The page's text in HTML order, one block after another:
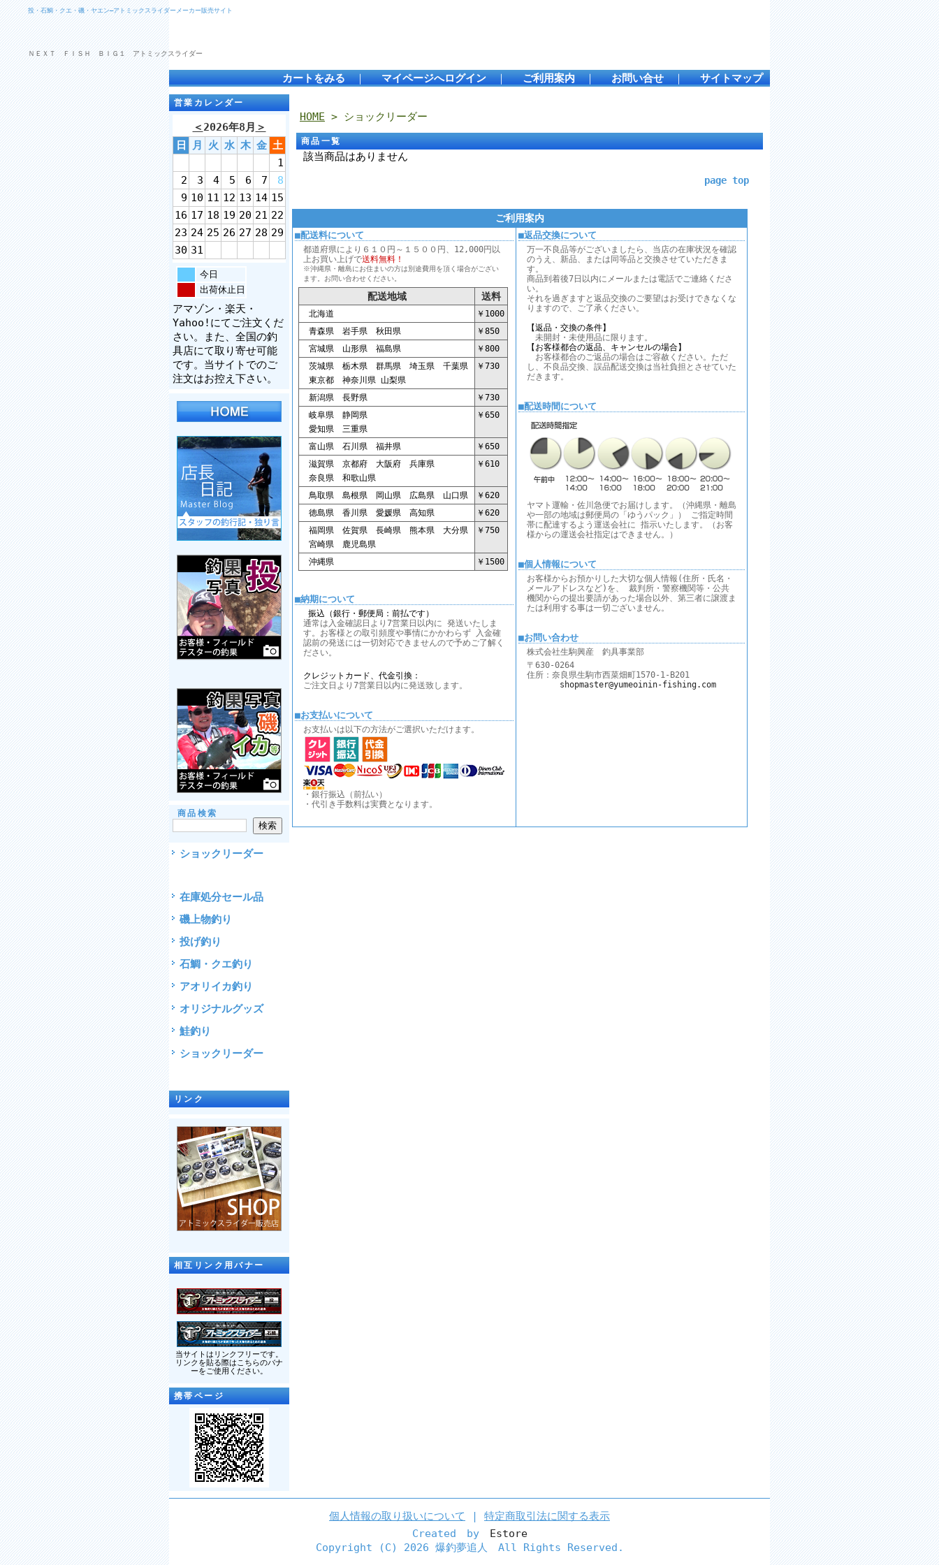
投・石鯛・クエ・磯・ヤエン―アトミックスライダーメーカー販売サイト
ＮＥＸＴ ＦＩＳＨ ＢＩＧ１ アトミックスライダー
カートをみる ｜ マイページへログイン ｜ ご利用案内 ｜ お問い合せ ｜ サイトマップ
営業カレンダー
＜2026年8月 ＞
日
月 火 水 木 金 土
1
2
3 4 5 6 7
8
9 10 11 12 13 14 15
16 17 18 19 20 21 22
23 24 25 26 27 28 29
30 31
今日
出荷休止日
アマゾン・楽天・
Yahoo!にてご注文くだ
さい。また、全国の釣
具店にて取り寄せ可能
です。当サイトでのご
注文はお控え下さい。
商品検索
ショックリーダー
在庫処分セール品
磯上物釣り
投げ釣り
石鯛・クエ釣り
アオリイカ釣り
オリジナルグッズ
鮭釣り
ショックリーダー
リンク
相互リンク用バナー
当サイトはリンクフリーです。
リンクを貼る際はこちらのバナ
ーをご使用ください。
携帯ページ
HOME > ショックリーダー
商品一覧
該当商品はありません
page top
ご利用案内
■配送料について
都道府県により６１０円～１５００円、12,000円以
上お買い上げで送料無料！
※沖縄県・離島にお住まいの方は別途費用を頂く場合がござい
ます。お問い合わせください。
配送地域 送料
北海道
￥1000
青森県 岩手県 秋田県
￥850
宮城県 山形県 福島県
￥800
茨城県 栃木県 群馬県 埼玉県 千葉県
東京都 神奈川県 山梨県
￥730
新潟県 長野県
￥730
岐阜県 静岡県
愛知県 三重県
￥650
富山県 石川県 福井県
￥650
滋賀県 京都府 大阪府 兵庫県
奈良県 和歌山県
￥610
鳥取県 島根県 岡山県 広島県 山口県
￥620
徳島県 香川県 愛媛県 高知県
￥620
福岡県 佐賀県 長崎県 熊本県 大分県
宮崎県 鹿児島県
￥750
沖縄県 ￥1500
■納期について
振込（銀行・郵便局：前払です）
通常は入金確認日より7営業日以内に 発送いたしま
す。お客様との取引頻度や事情にかかわらず 入金確
認前の発送には一切対応できませんので予めご了解く
ださい。
クレジットカード、代金引換：
ご注文日より7営業日以内に発送致します。
■お支払いについて
お支払いは以下の方法がご選択いただけます。
・銀行振込（前払い）
・代引き手数料は実費となります。
■返品交換について
万一不良品等がございましたら、当店の在庫状況を確認
のうえ、新品、または同等品と交換させていただきま
す。
商品到着後7日以内にメールまたは電話でご連絡くださ
い。
それを過ぎますと返品交換のご要望はお受けできなくな
りますので、ご了承ください。
【返品・交換の条件】
未開封・未使用品に限ります。
【お客様都合の返品、キャンセルの場合】
お客様都合のご返品の場合はご容赦ください。ただ
し、不良品交換、誤品配送交換は当社負担とさせていた
だきます。
■配送時間について
ヤマト運輸・佐川急便でお届けします。（沖縄県・離島
や一部の地域は郵便局の「ゆうパック」） ご指定時間
帯に配達するよう運送会社に 指示いたします。（お客
様からの運送会社指定はできません。）
■個人情報について
お客様からお預かりした大切な個人情報(住所・氏名・
メールアドレスなど)を、 裁判所・警察機関等・公共
機関からの提出要請があった場合以外、第三者に譲渡ま
たは利用する事は一切ございません。
■お問い合わせ
株式会社生駒興産 釣具事業部
〒630-0264
住所：奈良県生駒市西菜畑町1570-1-B201
shopmaster@yumeoinin-fishing.com
個人情報の取り扱いについて | 特定商取引法に関する表示
Created by Estore
Copyright (C) 2026 爆釣夢追人 All Rights Reserved.